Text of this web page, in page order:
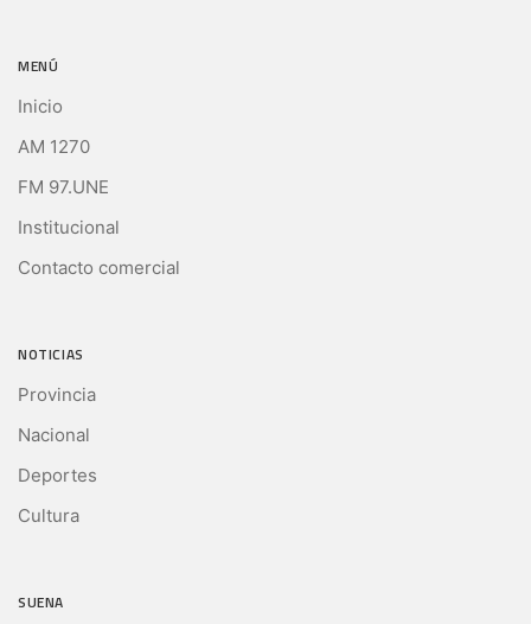
MENÚ
Inicio
AM 1270
FM 97.UNE
Institucional
Contacto comercial
NOTICIAS
Provincia
Nacional
Deportes
Cultura
SUENA